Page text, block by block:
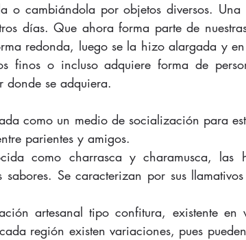
o cambiándola por objetos diversos.
días. Que ahora forma parte de
redonda, luego se la hizo alargada y
finos o incluso adquiere forma de
donde se adquiera.
como un medio de socialización para
parientes y amigos.
como charrasca y charamusca, las
Se caracterizan por sus
artesanal tipo confitura, existente en
región existen variaciones, pues